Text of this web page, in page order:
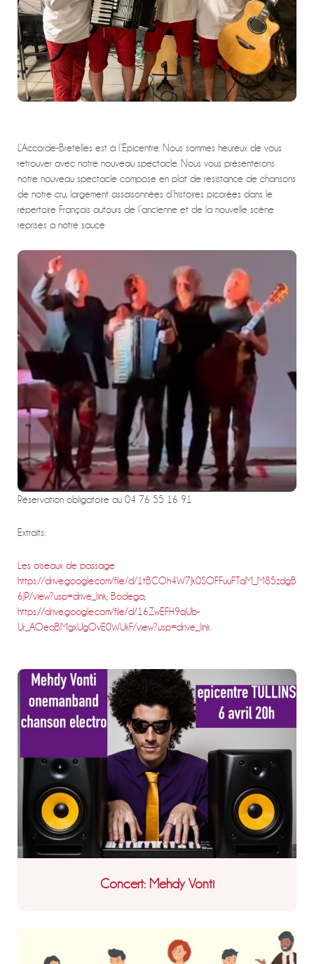
L’Accorde-Bretelles est à l’Épicentre. Nous sommes heureux de vous
retrouver avec notre nouveau spectacle. Nous vous présenterons
notre nouveau spectacle compose en plat de resistance de chansons
de notre cru, largement assaisonnées d’histoires picorées dans le
répertoire Français autours de l’ancienne et de la nouvelle scène
reprises a notre sauce
Réservation obligatoire au 04 76 55 16 91
Extraits:
Les oiseaux de passage
https://drive.google.com/file/d/1tBCOh4W7Jk0SOFFuuFTqM_M85zdgB
6JP/view?usp=drive_link; Bodega;
https://drive.google.com/file/d/16ZwEFH9qUb-
Ur_AOeqBMgxUgOvE0WUkF/view?usp=drive_link
Concert: Mehdy Vonti